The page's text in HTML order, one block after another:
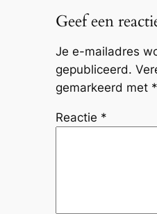
Geef een
Je e-mailadres
gepubliceerd.
gemarkeerd met *
Reactie *